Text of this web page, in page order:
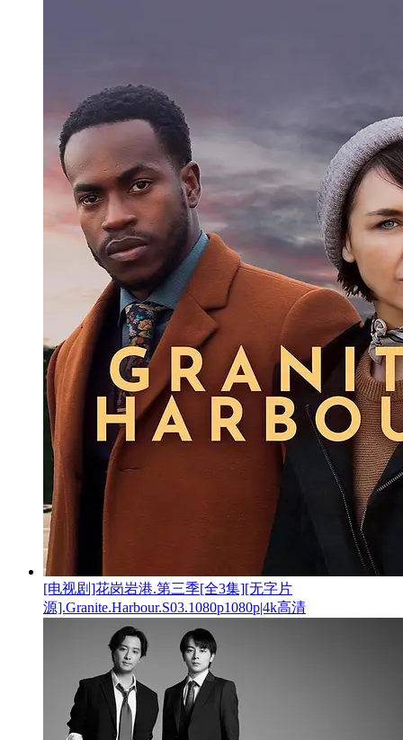
[电视剧]花岗岩港.第三季[全3集][无字片
源].Granite.Harbour.S03.1080p1080p|4k高清